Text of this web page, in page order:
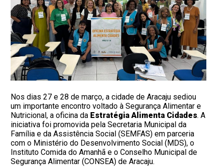
Nos dias 27 e 28 de março, a cidade de Aracaju sediou
um importante encontro voltado à Segurança Alimentar e
Nutricional, a oficina da Estratégia Alimenta Cidades. A
iniciativa foi promovida pela Secretaria Municipal da
Família e da Assistência Social (SEMFAS) em parceria
com o Ministério do Desenvolvimento Social (MDS), o
Instituto Comida do Amanhã e o Conselho Municipal de
Segurança Alimentar (CONSEA) de Aracaju.